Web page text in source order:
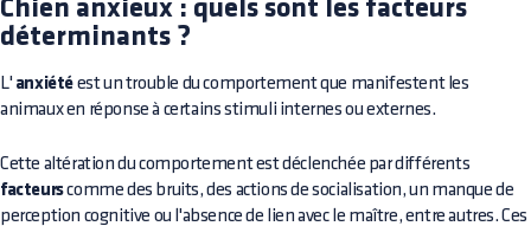
Chien anxieux : quels sont les facteurs
déterminants ?
L' anxiété est un trouble du comportement que manifestent les
animaux en réponse à certains stimuli internes ou externes.
Cette altération du comportement est déclenchée par différents
facteurscomme des bruits, des actions de socialisation, un manque de
perception cognitive ou l'absence de lien avec le maître, entre autres. Ces